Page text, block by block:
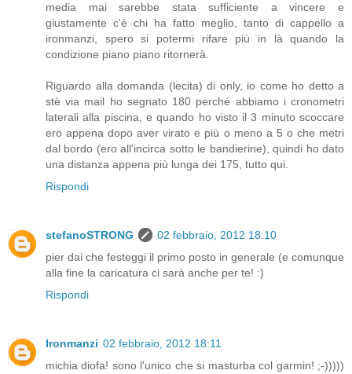
media mai sarebbe stata sufficiente a vincere e
giustamente c'è chi ha fatto meglio, tanto di cappello a
ironmanzi, spero si potermi rifare più in là quando la
condizione piano piano ritornerà.
Riguardo alla domanda (lecita) di only, io come ho detto a
stè via mail ho segnato 180 perché abbiamo i cronometri
laterali alla piscina, e quando ho visto il 3 minuto scoccare
ero appena dopo aver virato e più o meno a 5 o che metri
dal bordo (ero all'incirca sotto le bandierine), quindi ho dato
una distanza appena più lunga dei 175, tutto qui.
Rispondi
stefanoSTRONG
02 febbraio, 2012 18:10
pier dai che festeggi il primo posto in generale (e comunque
alla fine la caricatura ci sarà anche per te! :)
Rispondi
Ironmanzi 02 febbraio, 2012 18:11
michia diofa! sono l'unico che si masturba col garmin! ;-)))))